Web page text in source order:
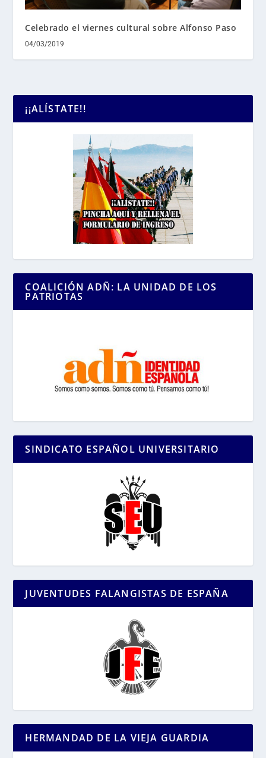
Celebrado el viernes cultural sobre Alfonso Paso
04/03/2019
¡¡ALÍSTATE!!
COALICIÓN ADÑ: LA UNIDAD DE LOS
PATRIOTAS
SINDICATO ESPAÑOL UNIVERSITARIO
JUVENTUDES FALANGISTAS DE ESPAÑA
HERMANDAD DE LA VIEJA GUARDIA